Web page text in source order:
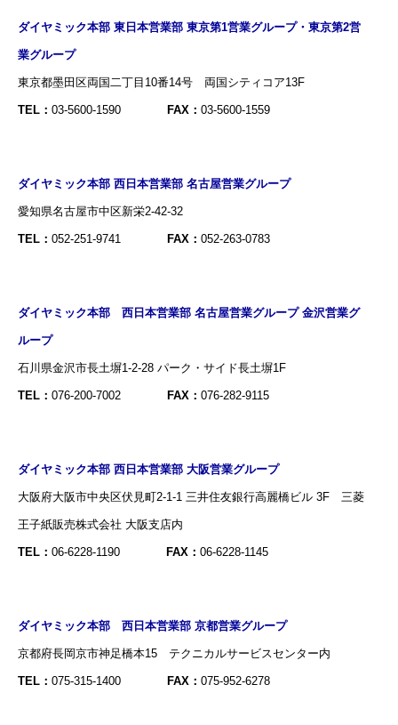
ダイヤミック本部 東日本営業部 東京第1営業グループ・東京第2営
業グループ
東京都墨田区両国二丁目10番14号 両国シティコア13F
TEL： 03-5600-1590 FAX： 03-5600-1559
ダイヤミック本部 西日本営業部 名古屋営業グループ
愛知県名古屋市中区新栄2-42-32
TEL： 052-251-9741 FAX： 052-263-0783
ダイヤミック本部 西日本営業部 名古屋営業グループ 金沢営業グ
ループ
石川県金沢市長土塀1-2-28 パーク・サイド長土塀1F
TEL： 076-200-7002 FAX： 076-282-9115
ダイヤミック本部 西日本営業部 大阪営業グループ
大阪府大阪市中央区伏見町2-1-1 三井住友銀行高麗橋ビル 3F 三菱
王子紙販売株式会社 大阪支店内
TEL： 06-6228-1190 FAX： 06-6228-1145
ダイヤミック本部 西日本営業部 京都営業グループ
京都府長岡京市神足橋本15 テクニカルサービスセンター内
TEL： 075-315-1400 FAX： 075-952-6278